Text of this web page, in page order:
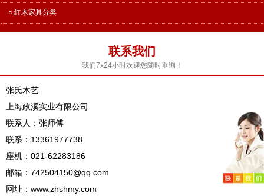
○ 红木家具分类
联系我们
我们7x24小时欢迎您随时垂询！
张氏木艺
上海政溪实业有限公司
联系人：张师傅
联系：13361977738
座机：021-62283186
邮箱：742504150@qq.com
网址：www.zhshmy.com